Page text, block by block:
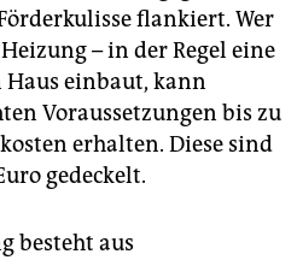
flankiert. Wer
– in der Regel eine
Haus einbaut, kann
Voraussetzungen bis zu
erhalten. Diese sind
gedeckelt.
besteht aus